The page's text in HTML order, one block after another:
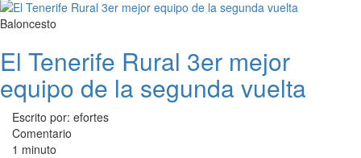
Baloncesto
El Tenerife Rural 3er mejor
equipo de la segunda vuelta
Escrito por: efortes
Comentario
1 minuto